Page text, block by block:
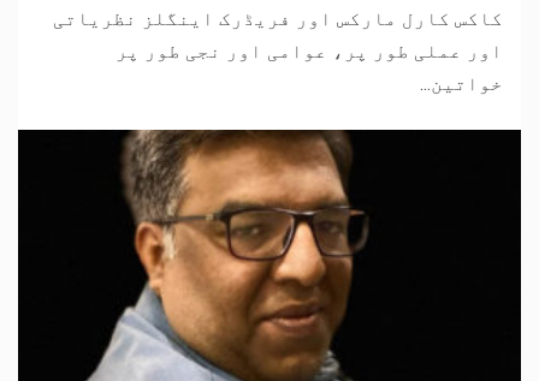
کاکس کارل مارکس اور فریڈرک اینگلز نظریاتی
اور عملی طور پر، عوامی اور نجی طور پر
خواتین...